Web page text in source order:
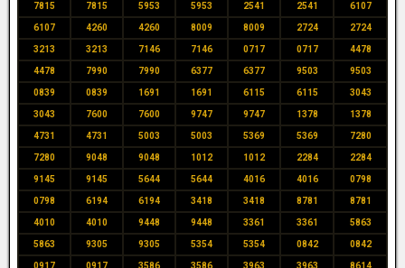
7815 7815 5953 5953 2541 2541 6107
6107 4260 4260 8009 8009 2724 2724
3213 3213 7146 7146 0717 0717 4478
4478 7990 7990 6377 6377 9503 9503
0839 0839 1691 1691 6115 6115 3043
3043 7600 7600 9747 9747 1378 1378
4731 4731 5003 5003 5369 5369 7280
7280 9048 9048 1012 1012 2284 2284
9145 9145 5644 5644 4016 4016 0798
0798 6194 6194 3418 3418 8781 8781
4010 4010 9448 9448 3361 3361 5863
5863 9305 9305 5354 5354 0842 0842
0917 0917 3586 3586 3963 3963 8614